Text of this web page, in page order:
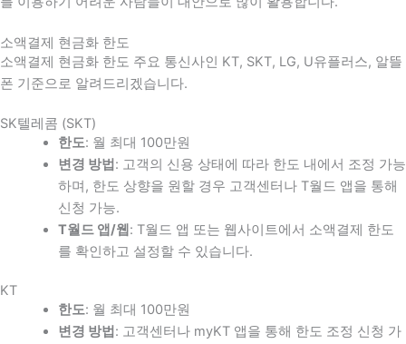
소액결제 현금화 한도
소액결제 현금화 한도 주요 통신사인 KT, SKT, LG, U유플러스, 알뜰
폰 기준으로 알려드리겠습니다.
SK텔레콤 (SKT)
한도: 월 최대 100만원
변경 방법 : 고객의 신용 상태에 따라 한도 내에서 조정 가능
하며, 한도 상향을 원할 경우 고객센터나 T월드 앱을 통해
신청 가능.
T월드 앱/웹 : T월드 앱 또는 웹사이트에서 소액결제 한도
를 확인하고 설정할 수 있습니다.
KT
한도: 월 최대 100만원
변경 방법 : 고객센터나 myKT 앱을 통해 한도 조정 신청 가